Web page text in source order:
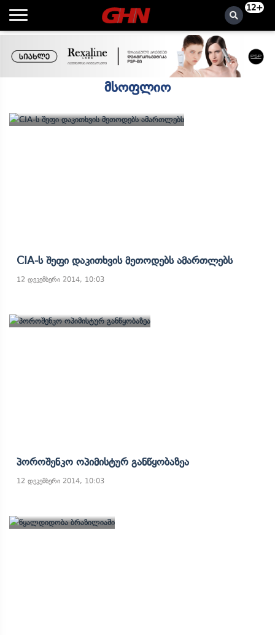
12+
მსოფლიო
CIA-Ს Შეფი Დაკითხვის Მეთოდებს Ამართლებს
12 დეკემბერი 2014, 10:03
Პოროშენკო Ოპიმისტურ Განწყობაზეა
12 დეკემბერი 2014, 10:03